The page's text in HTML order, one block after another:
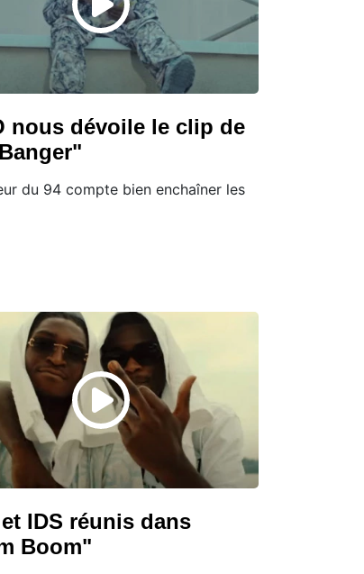
nous dévoile le clip de
du 94 compte bien enchaîner les
IDS réunis dans
Boom"